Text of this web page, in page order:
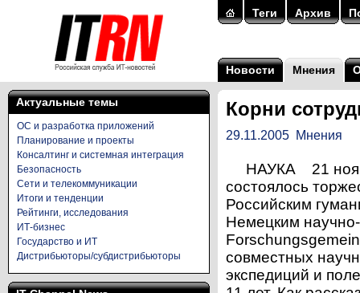
Теги Архив
Новости Мнения
Актуальные темы
ОС и разработка приложений
Планирование и проекты
Консалтинг и системная интеграция
Безопасность
Сети и телекоммуникации
Итоги и тенденции
Рейтинги, исследования
ИТ-бизнес
Государство и ИТ
Дистрибьюторы/субдистрибьюторы
Корни
29.11.2005 Мнения
НАУКА 21
состоялось
Российским
Немецким
совместных
экспедиций и